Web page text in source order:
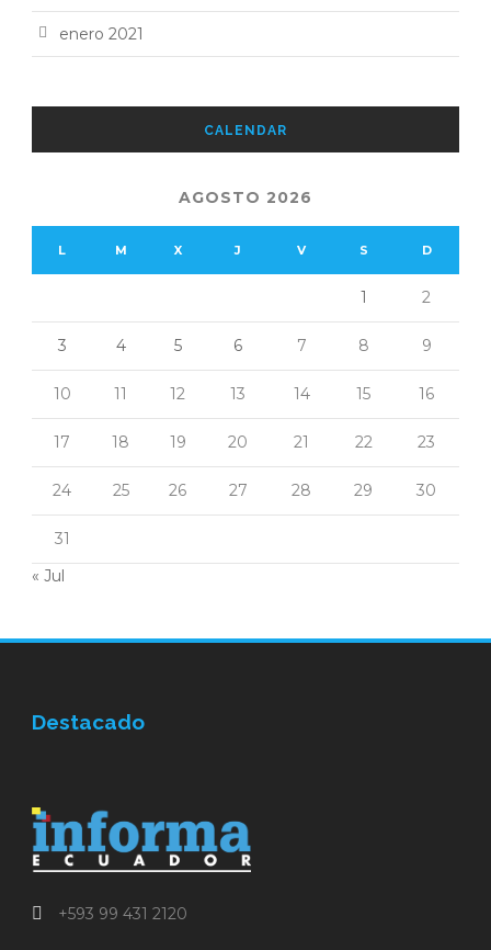
enero 2021
CALENDAR
AGOSTO 2026
L M X J V S D
1 2
3 4 5 6 7 8 9
10 11 12 13 14 15 16
17 18 19 20 21 22 23
24 25 26 27 28 29 30
31
« Jul
Destacado
+593 99 431 2120